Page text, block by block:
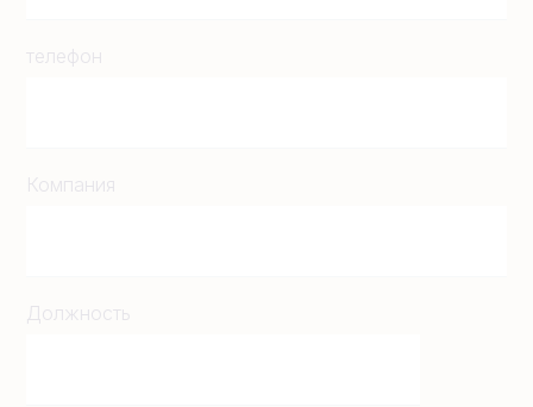
телефон
Компания
Должность